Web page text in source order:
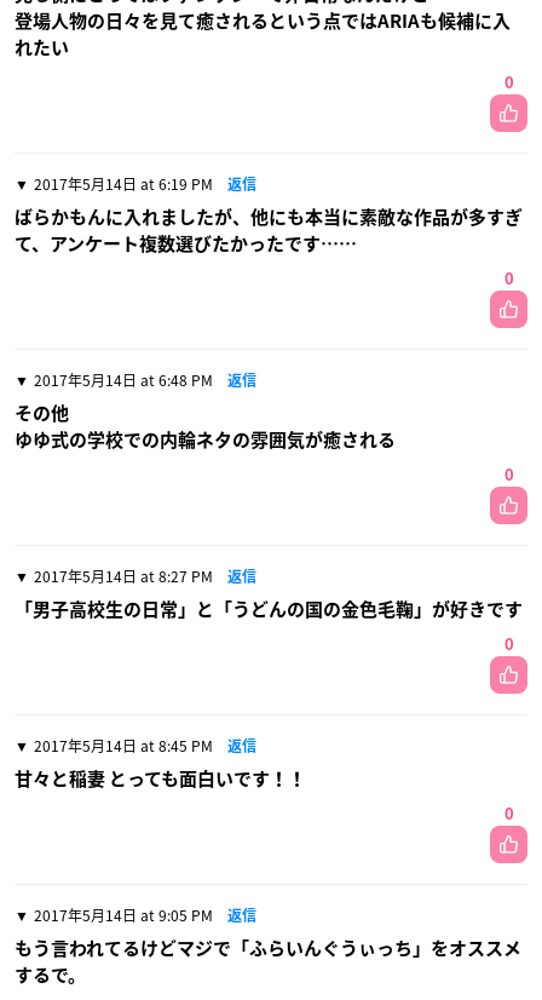
登場人物の日々を見て癒されるという点ではARIAも候補に入
れたい
0
2017年5月14日 at 6:19 PM 返信
ばらかもんに入れましたが、他にも本当に素敵な作品が多すぎ
て、アンケート複数選びたかったです……
0
2017年5月14日 at 6:48 PM 返信
その他
ゆゆ式の学校での内輪ネタの雰囲気が癒される
0
2017年5月14日 at 8:27 PM 返信
「男子高校生の日常」と「うどんの国の金色毛鞠」が好きです
0
2017年5月14日 at 8:45 PM 返信
甘々と稲妻 とっても面白いです！！
0
2017年5月14日 at 9:05 PM 返信
もう言われてるけどマジで「ふらいんぐうぃっち」をオススメ
するで。